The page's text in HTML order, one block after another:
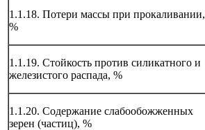
1.1.18. Потери массы при прокаливании,
%
1.1.19. Стойкость против силикатного и
железистого распада, %
1.1.20. Содержание слабообожженных
зерен (частиц), %